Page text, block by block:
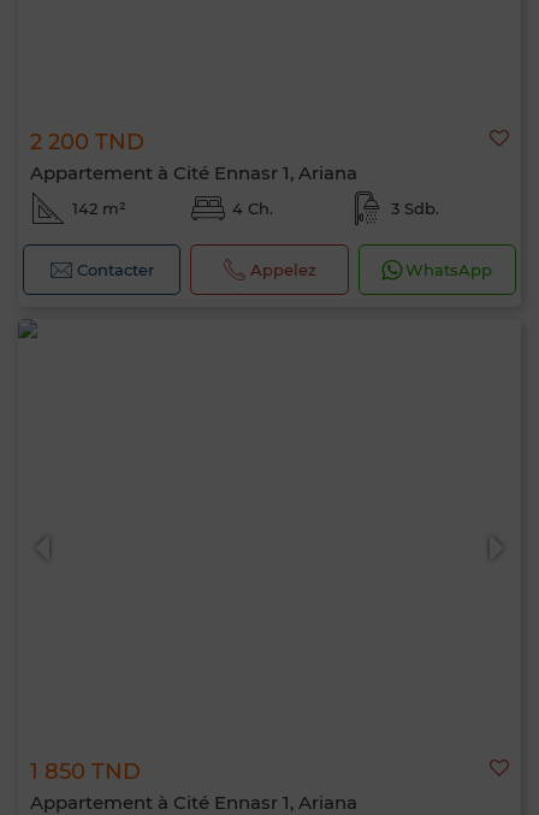
2 200 TND
Appartement à Cité Ennasr 1, Ariana
142 m² 4 Ch. 3 Sdb.
Contacter Appelez WhatsApp
1 850 TND
Appartement à Cité Ennasr 1, Ariana